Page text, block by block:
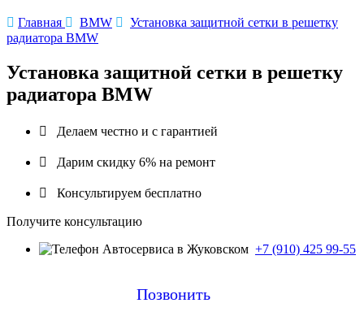
 Главная  BMW  Установка защитной сетки в решетку
радиатора BMW
Установка защитной сетки в решетку
радиатора BMW
 Делаем честно и с гарантией
 Дарим скидку 6% на ремонт
 Консультируем бесплатно
Получите консультацию
+7 (910) 425 99-55
Позвонить